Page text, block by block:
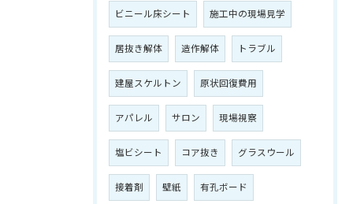
ビニール床シート 施工中の現場見学
居抜き解体 造作解体 トラブル
建屋スケルトン 原状回復費用
アパレル サロン 現場視察
塩ビシート コア抜き グラスウール
接着剤 壁紙 有孔ボード